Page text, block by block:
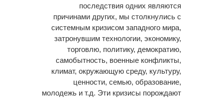
последствия одних являются
причинами других, мы столкнулись с
системным кризисом западного мира,
затронувшим технологии, экономику,
торговлю, политику, демократию,
самобытность, военные конфликты,
климат, окружающую среду, культуру,
ценности, семью, образование,
молодежь и т.д. Эти кризисы порождают